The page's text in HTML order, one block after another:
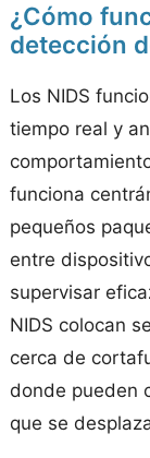
¿Cómo
detección
Los NIDS
tiempo real y
funciona
pequeños
entre
supervisar
NIDS colocan
cerca de
donde pueden
que se